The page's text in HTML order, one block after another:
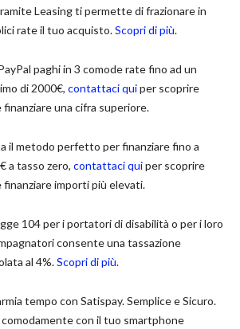
Leasing ti permette di frazionare in
rate il tuo acquisto.Scopri di più.
paghi in 3 comode rate fino ad un
di 2000€, contattaci quiper scoprire
finanziare una cifra superiore.
il metodo perfetto per finanziare fino a
a tasso zero, contattaci quiper scoprire
finanziare importi più elevati.
104 per i portatori di disabilità o per i loro
consente una tassazione
al 4%.Scopri di più.
tempo con Satispay. Semplice e Sicuro.
comodamente con il tuo smartphone